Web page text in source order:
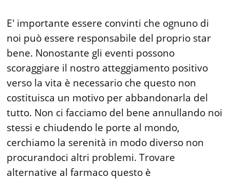
E' importante essere convinti che ognuno di
noi può essere responsabile del proprio star
bene. Nonostante gli eventi possono
scoraggiare il nostro atteggiamento positivo
verso la vita è necessario che questo non
costituisca un motivo per abbandonarla del
tutto. Non ci facciamo del bene annullando noi
stessi e chiudendo le porte al mondo,
cerchiamo la serenità in modo diverso non
procurandoci altri problemi. Trovare
alternative al farmaco questo è